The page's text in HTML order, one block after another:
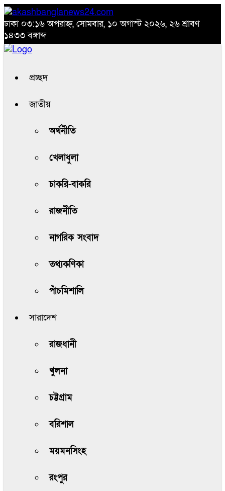
ঢাকা ০৩:১৬ অপরাহ্ন, সোমবার, ১০ অগাস্ট ২০২৬, ২৬ শ্রাবণ
১৪৩৩ বঙ্গাব্দ
প্রচ্ছদ
জাতীয়
অর্থনীতি
খেলাধুলা
চাকরি-বাকরি
রাজনীতি
নাগরিক সংবাদ
তথ্যকণিকা
পাঁচমিশালি
সারাদেশ
রাজধানী
খুলনা
চট্টগ্রাম
বরিশাল
ময়মনসিংহ
রংপুর